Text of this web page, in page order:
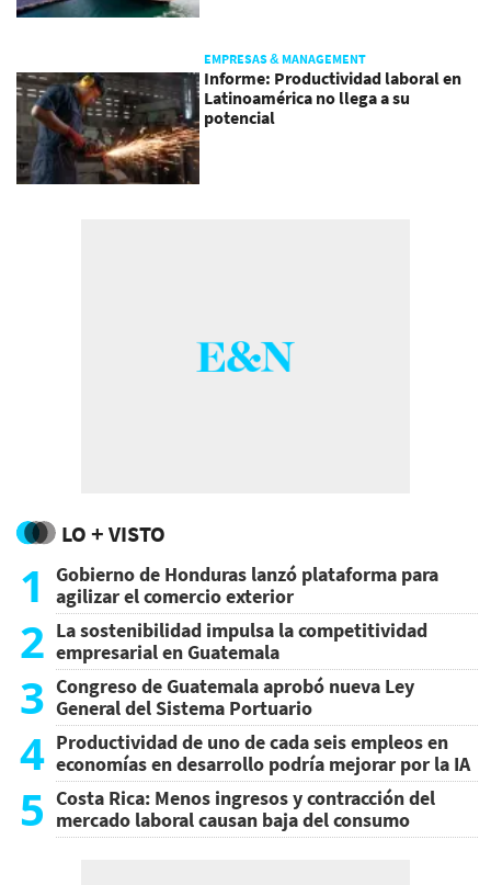
EMPRESAS & MANAGEMENT
Informe: Productividad laboral en
Latinoamérica no llega a su
potencial
LO + VISTO
1
Gobierno de Honduras lanzó plataforma para
agilizar el comercio exterior
2 La sostenibilidad impulsa la competitividad
empresarial en Guatemala
3 Congreso de Guatemala aprobó nueva Ley
General del Sistema Portuario
4 Productividad de uno de cada seis empleos en
economías en desarrollo podría mejorar por la IA
5 Costa Rica: Menos ingresos y contracción del
mercado laboral causan baja del consumo